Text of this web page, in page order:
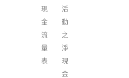
現
金
流
量
表
活
動
之
淨
現
金